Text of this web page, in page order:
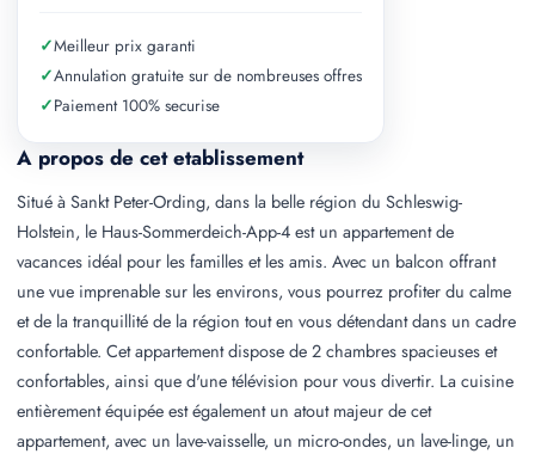
A propos de cet etablissement
Situé à Sankt Peter-Ording, dans la belle région du Schleswig-
Holstein, le Haus-Sommerdeich-App-4 est un appartement de
vacances idéal pour les familles et les amis. Avec un balcon offrant
une vue imprenable sur les environs, vous pourrez profiter du calme
et de la tranquillité de la région tout en vous détendant dans un cadre
confortable. Cet appartement dispose de 2 chambres spacieuses et
confortables, ainsi que d'une télévision pour vous divertir. La cuisine
entièrement équipée est également un atout majeur de cet
appartement, avec un lave-vaisselle, un micro-ondes, un lave-linge, un
✓Meilleur prix garanti
✓Annulation gratuite sur de nombreuses offres
✓Paiement 100% securise